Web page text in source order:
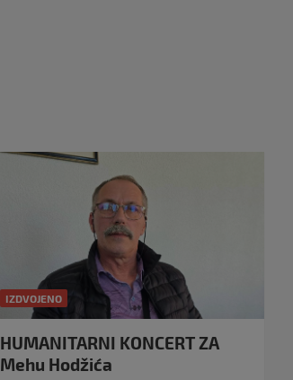
IZDVOJENO
HUMANITARNI KONCERT ZA
Mehu Hodžića